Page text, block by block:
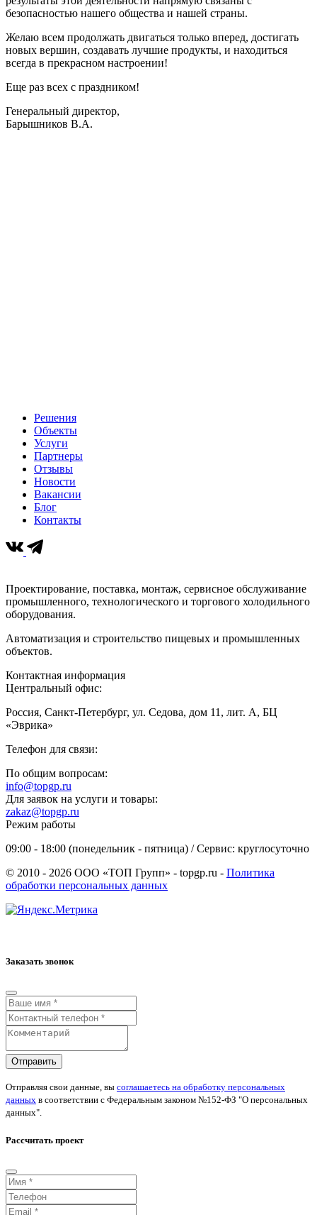
безопасностью нашего общества и нашей страны.
Желаю всем продолжать двигаться только вперед, достигать
новых вершин, создавать лучшие продукты, и находиться
всегда в прекрасном настроении!
Еще раз всех с праздником!
Генеральный директор,
Барышников В.А.
Решения
Объекты
Услуги
Партнеры
Отзывы
Новости
Вакансии
Блог
Контакты
Проектирование, поставка, монтаж, сервисное обслуживание
промышленного, технологического и торгового холодильного
оборудования.
Автоматизация и строительство пищевых и промышленных
объектов.
Контактная информация
Центральный офис:
Россия, Санкт-Петербург, ул. Седова, дом 11, лит. А, БЦ
«Эврика»
Телефон для связи:
По общим вопросам:
info@topgp.ru
Для заявок на услуги и товары:
zakaz@topgp.ru
Режим работы
09:00 - 18:00 (понедельник - пятница) / Сервис: круглосуточно
© 2010 - 2026 ООО «ТОП Групп» - topgp.ru - Политика
обработки персональных данных
Заказать звонок
Отправить
Отправляя свои данные, вы соглашаетесь на обработку персональных
данных в соответствии с Федеральным законом №152-ФЗ "О персональных
данных".
Рассчитать проект